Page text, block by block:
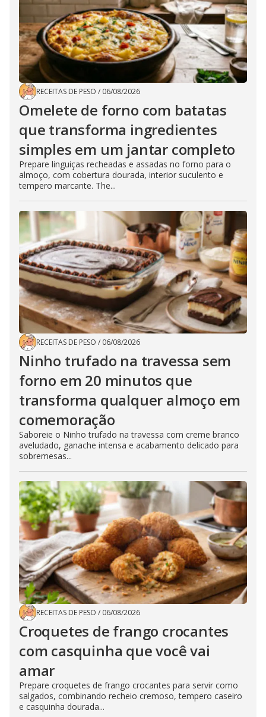
RECEITAS DE PESO / 06/08/2026
Omelete de forno com batatas
que transforma ingredientes
simples em um jantar completo
Prepare linguiças recheadas e assadas no forno para o
almoço, com cobertura dourada, interior suculento e
tempero marcante. The...
RECEITAS DE PESO / 06/08/2026
Ninho trufado na travessa sem
forno em 20 minutos que
transforma qualquer almoço em
comemoração
Saboreie o Ninho trufado na travessa com creme branco
aveludado, ganache intensa e acabamento delicado para
sobremesas...
RECEITAS DE PESO / 06/08/2026
Croquetes de frango crocantes
com casquinha que você vai
amar
Prepare croquetes de frango crocantes para servir como
salgados, combinando recheio cremoso, tempero caseiro
e casquinha dourada...